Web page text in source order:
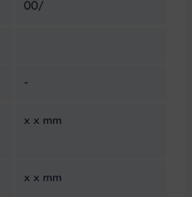
00/
-
x x mm
x x mm